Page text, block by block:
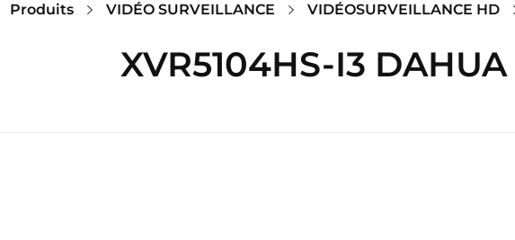
Produits VIDÉO SURVEILLANCE VIDÉOSURVEILLANCE HD
XVR5104HS-I3 DAHUA